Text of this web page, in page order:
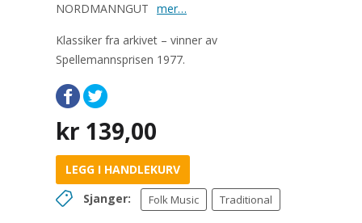
NORDMANNGUT mer…
Klassiker fra arkivet – vinner av
Spellemannsprisen 1977.
kr 139,00
LEGG I HANDLEKURV
Sjanger:
Folk Music Traditional